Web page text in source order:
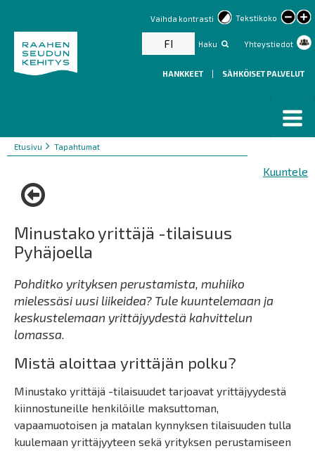
Tekstikoko
text
Vaihda kontrasti
Haku Yhteystiedot
FI
HANKKEET | SÄHKÖISET PALVELUT
Murupolku
You
Etusivu Tapahtumat
Kuuntele
Minustako yrittäjä -tilaisuus
Pyhäjoella
Pohditko yrityksen perustamista, muhiiko
mielessäsi uusi liikeidea? Tule kuuntelemaan ja
keskustelemaan yrittäjyydestä kahvittelun
lomassa.
Mistä aloittaa yrittäjän polku?
Minustako yrittäjä -tilaisuudet tarjoavat yrittäjyydestä
kiinnostuneille henkilöille maksuttoman,
vapaamuotoisen ja matalan kynnyksen tilaisuuden tulla
kuulemaan yrittäjyyteen sekä yrityksen perustamiseen